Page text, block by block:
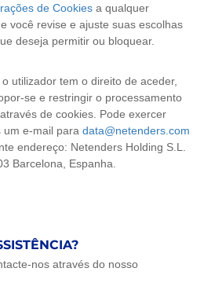
de Cookies a qualquer
você revise e ajuste suas escolhas
deseja permitir ou bloquear.
utilizador tem o direito de aceder,
se e restringir o processamento
de cookies. Pode exercer
um e-mail para data@netenders.com
endereço: Netenders Holding S.L.
Barcelona, Espanha.
nos através do nosso